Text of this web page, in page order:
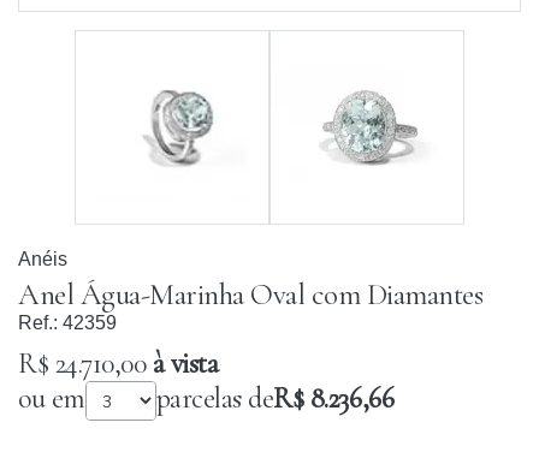
Anéis
Anel Água-Marinha Oval com Diamantes
Ref.: 42359
R$ 24.710,00à vista
ou em
parcelas deR$ 8.236,66